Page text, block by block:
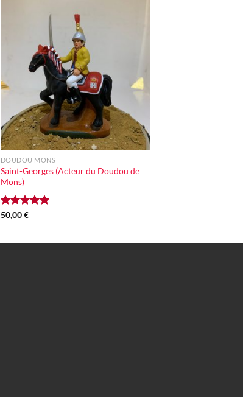
+
DOUDOU MONS
Saint-Georges (Acteur du Doudou de
Mons)
Note5.00
50,00€